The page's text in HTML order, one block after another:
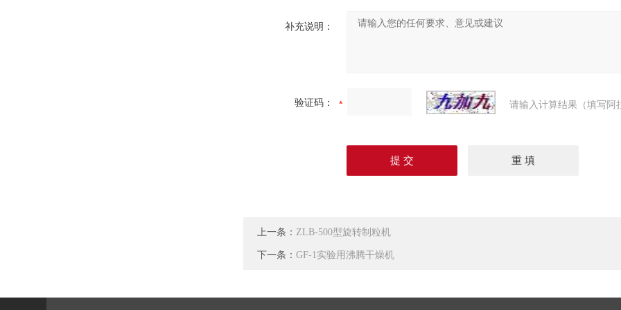
补充说明：
验证码： 请输入计算结果（填写阿
上一条： ZLB-500型旋转制粒机
下一条：GF-1实验用沸腾干燥机